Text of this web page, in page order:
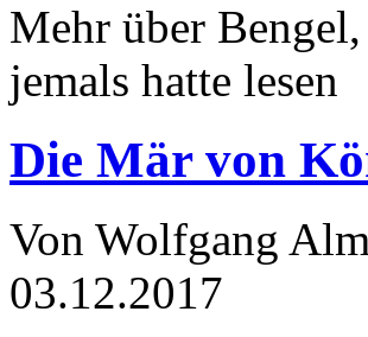
Mehr über
jemals hatte lesen
Die Mär von
Von Wolfgang
03.12.2017